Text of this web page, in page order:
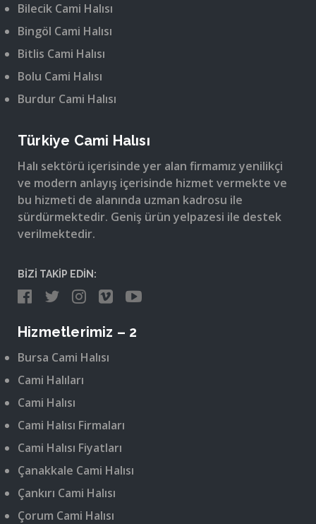
Bilecik Cami Halısı
Bingöl Cami Halısı
Bitlis Cami Halısı
Bolu Cami Halısı
Burdur Cami Halısı
Türkiye Cami Halısı
Halı sektörü içerisinde yer alan firmamız yenilikçi
ve modern anlayış içerisinde hizmet vermekte ve
bu hizmeti de alanında uzman kadrosu ile
sürdürmektedir. Geniş ürün yelpazesi ile destek
verilmektedir.
BİZİ TAKİP EDİN:
Hizmetlerimiz – 2
Bursa Cami Halısı
Cami Halıları
Cami Halısı
Cami Halısı Firmaları
Cami Halısı Fiyatları
Çanakkale Cami Halısı
Çankırı Cami Halısı
Çorum Cami Halısı